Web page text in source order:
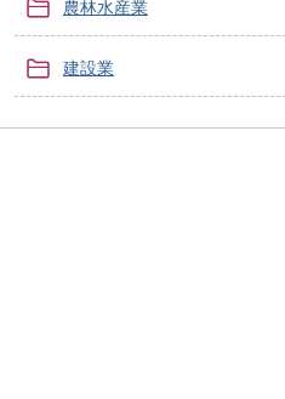
農林水産業
建設業